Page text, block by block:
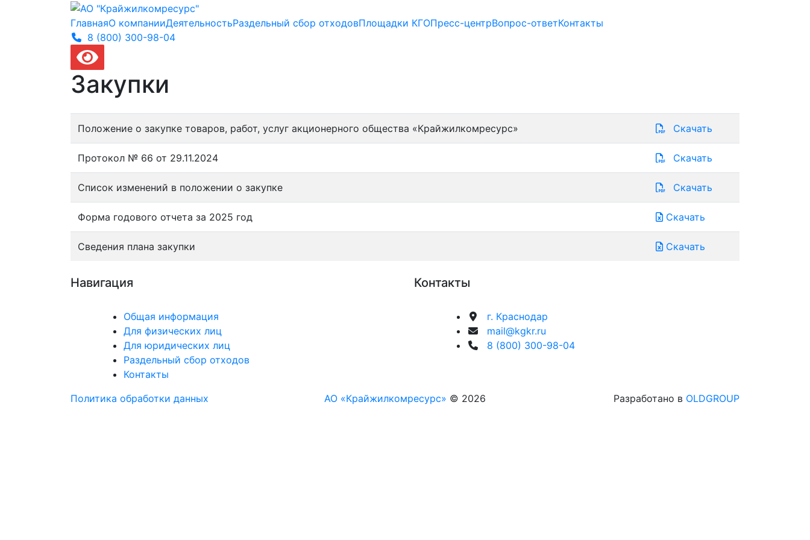
ГлавнаяО компанииДеятельностьРаздельный сбор отходовПлощадки КГОПресс-центрВопрос-ответКонтакты
8 (800) 300-98-04
Закупки
Положение о закупке товаров, работ, услуг акционерного общества «Крайжилкомресурс» Скачать
Протокол № 66 от 29.11.2024 Скачать
Список изменений в положении о закупке Скачать
Форма годового отчета за 2025 год Скачать
Сведения плана закупки Скачать
Навигация
Общая информация
Для физических лиц
Для юридических лиц
Раздельный сбор отходов
Контакты
Контакты
г. Краснодар
mail@kgkr.ru
8 (800) 300-98-04
Политика обработки данных АО «Крайжилкомресурс» © 2026 Разработано в OLDGROUP